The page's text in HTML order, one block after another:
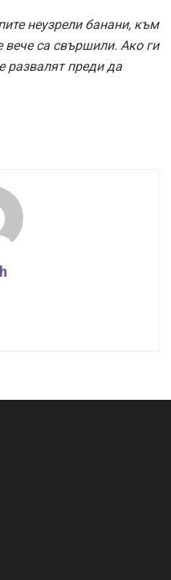
неузрели банани, към
са свършили. Ако ги
развалят преди да